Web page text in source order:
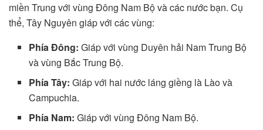
miền Trung với vùng Đông Nam Bộ và các nước bạn. Cụ
thể, Tây Nguyên giáp với các vùng:
Phía Đông: Giáp với vùng Duyên hải Nam Trung Bộ
và vùng Bắc Trung Bộ.
Phía Tây: Giáp với hai nước láng giềng là Lào và
Campuchia.
Phía Nam: Giáp với vùng Đông Nam Bộ.